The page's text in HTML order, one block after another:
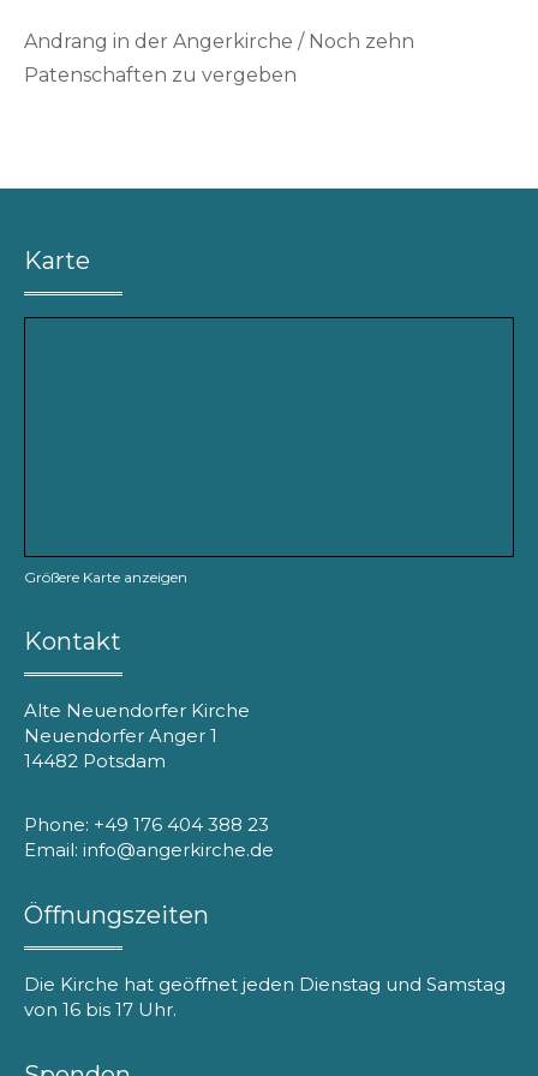
h
e
k
g
e
l
Andrang in der Angerkirche / Noch zehn
Patenschaften zu vergeben
Karte
Größere Karte anzeigen
Kontakt
Alte Neuendorfer Kirche
Neuendorfer Anger 1
14482 Potsdam
Phone: +49 176 404 388 23
Email: info@angerkirche.de
Öffnungszeiten
Die Kirche hat geöffnet jeden Dienstag und Samstag
von 16 bis 17 Uhr.